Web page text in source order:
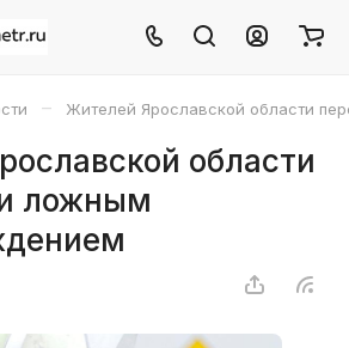
– Жителей Ярославской области
области
ложным